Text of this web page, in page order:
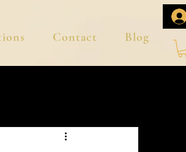
Contact Blog